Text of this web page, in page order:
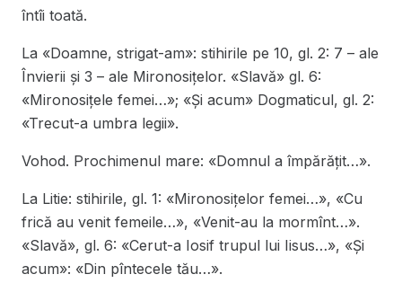
întîi toată.
La «Doamne, strigat-am»: stihirile pe 10, gl. 2: 7 – ale
Învierii și 3 – ale Mironosițelor. «Slavă» gl. 6:
«Mironosițele femei…»; «Și acum» Dogmaticul, gl. 2:
«Trecut-a umbra legii».
Vohod. Prochimenul mare: «Domnul a împărățit…».
La Litie: stihirile, gl. 1: «Mironosițelor femei…», «Cu
frică au venit femeile…», «Venit-au la mormînt…».
«Slavă», gl. 6: «Cerut-a Iosif trupul lui Iisus…», «Și
acum»: «Din pîntecele tău…».